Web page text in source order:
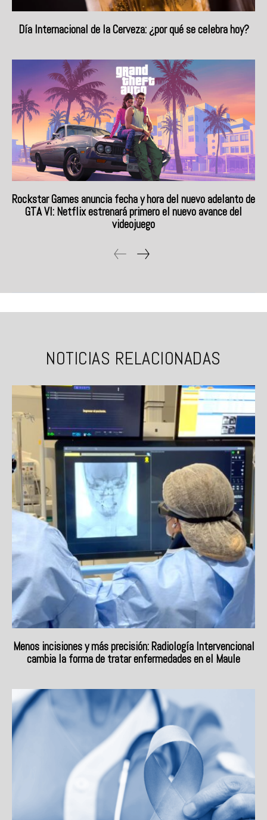
Día Internacional de la Cerveza: ¿por qué se celebra hoy?
Rockstar Games anuncia fecha y hora del nuevo adelanto de
GTA VI: Netflix estrenará primero el nuevo avance del
videojuego
NOTICIAS RELACIONADAS
Menos incisiones y más precisión: Radiología Intervencional
cambia la forma de tratar enfermedades en el Maule